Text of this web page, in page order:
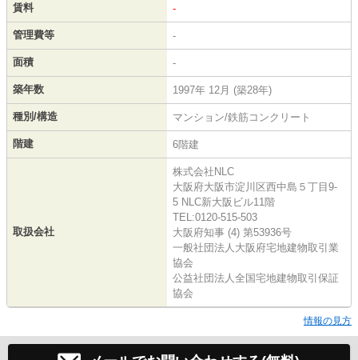
賃料 -
管理費等 -
面積 -
築年数 1997年 12月 (築28年)
種別/構造 マンション/鉄筋コンクリート
階建 6階建
取扱会社
株式会社NLC
大阪府大阪市淀川区西中島５丁目9-
5 NLC新大阪ビル11階
TEL:0120-515-503
大阪府知事 (4) 第53936号
一般社団法人大阪府宅地建物取引業
協会
公益社団法人全国宅地建物取引保証
協会
情報の見方